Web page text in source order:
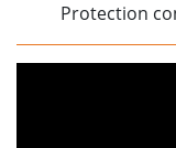
Protection